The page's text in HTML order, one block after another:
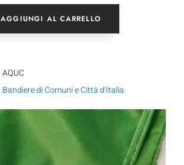
AGGIUNGI AL CARRELLO
AQUC
Bandiere di Comuni e Città d'Italia